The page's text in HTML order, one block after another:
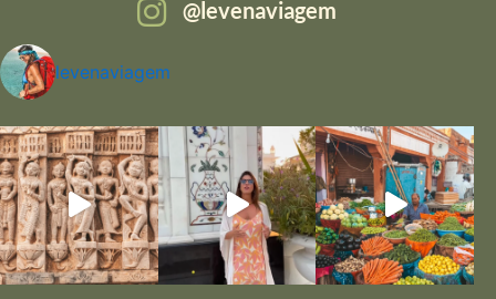
levenaviagem
levenaviagem